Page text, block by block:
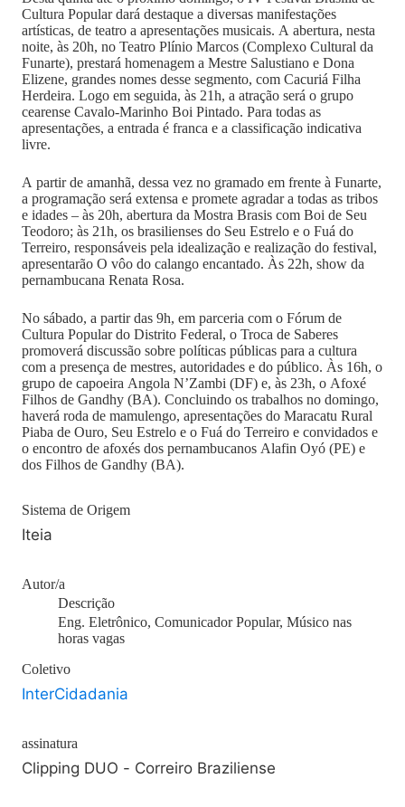
Cultura Popular dará destaque a diversas manifestações
artísticas, de teatro a apresentações musicais. A abertura, nesta
noite, às 20h, no Teatro Plínio Marcos (Complexo Cultural da
Funarte), prestará homenagem a Mestre Salustiano e Dona
Elizene, grandes nomes desse segmento, com Cacuriá Filha
Herdeira. Logo em seguida, às 21h, a atração será o grupo
cearense Cavalo-Marinho Boi Pintado. Para todas as
apresentações, a entrada é franca e a classificação indicativa
livre.
A partir de amanhã, dessa vez no gramado em frente à Funarte,
a programação será extensa e promete agradar a todas as tribos
e idades – às 20h, abertura da Mostra Brasis com Boi de Seu
Teodoro; às 21h, os brasilienses do Seu Estrelo e o Fuá do
Terreiro, responsáveis pela idealização e realização do festival,
apresentarão O vôo do calango encantado. Às 22h, show da
pernambucana Renata Rosa.
No sábado, a partir das 9h, em parceria com o Fórum de
Cultura Popular do Distrito Federal, o Troca de Saberes
promoverá discussão sobre políticas públicas para a cultura
com a presença de mestres, autoridades e do público. Às 16h, o
grupo de capoeira Angola N’Zambi (DF) e, às 23h, o Afoxé
Filhos de Gandhy (BA). Concluindo os trabalhos no domingo,
haverá roda de mamulengo, apresentações do Maracatu Rural
Piaba de Ouro, Seu Estrelo e o Fuá do Terreiro e convidados e
o encontro de afoxés dos pernambucanos Alafin Oyó (PE) e
dos Filhos de Gandhy (BA).
Sistema de Origem
Iteia
Autor/a
Descrição
Eng. Eletrônico, Comunicador Popular, Músico nas
horas vagas
Coletivo
InterCidadania
assinatura
Clipping DUO - Correiro Braziliense